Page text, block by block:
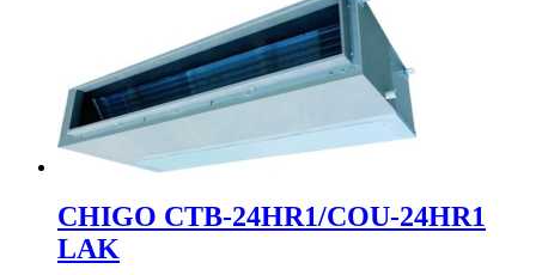
CHIGO CTB-24HR1/COU-24HR1
LAK